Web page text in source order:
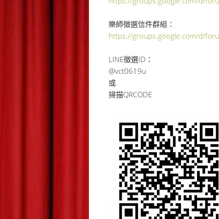
樂師徵選信件群組：
https://groups.google.com/d/
LINE徵選ID：
@vct0619u
或
掃描QRCODE